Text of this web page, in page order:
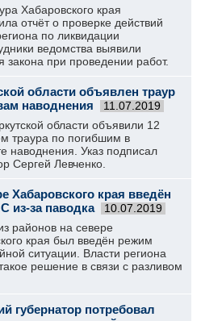
Хабаровского края
отчёт о проверке действий
по ликвидации
ведомства выявили
при проведении работ.
области объявлен траур
наводнения
11.07.2019
области объявили 12
траура по погибшим в
наводнения. Указ подписал
Сергей Левченко.
Хабаровского края введён
из-за паводка
10.07.2019
районов на севере
края был введён режим
ситуации. Власти региона
решение в связи с разливом
губернатор потребовал